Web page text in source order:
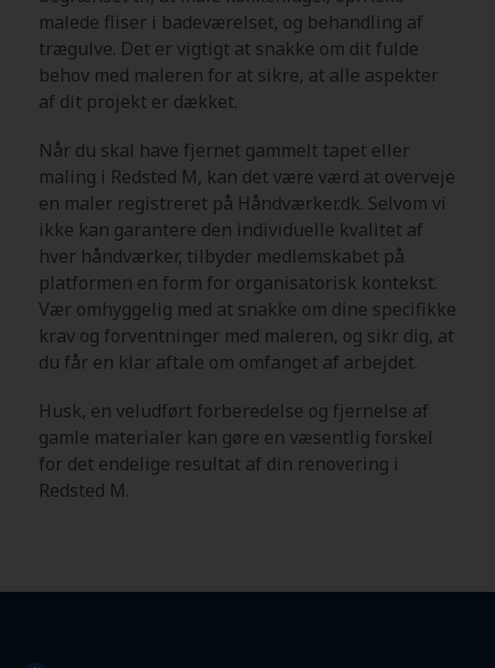
malede fliser i badeværelset, og behandling af
trægulve. Det er vigtigt at snakke om dit fulde
behov med maleren for at sikre, at alle aspekter
af dit projekt er dækket.
Når du skal have fjernet gammelt tapet eller
maling i Redsted M, kan det være værd at overveje
en maler registreret på Håndværker.dk. Selvom vi
ikke kan garantere den individuelle kvalitet af
hver håndværker, tilbyder medlemskabet på
platformen en form for organisatorisk kontekst.
Vær omhyggelig med at snakke om dine specifikke
krav og forventninger med maleren, og sikr dig, at
du får en klar aftale om omfanget af arbejdet.
Husk, en veludført forberedelse og fjernelse af
gamle materialer kan gøre en væsentlig forskel
for det endelige resultat af din renovering i
Redsted M.